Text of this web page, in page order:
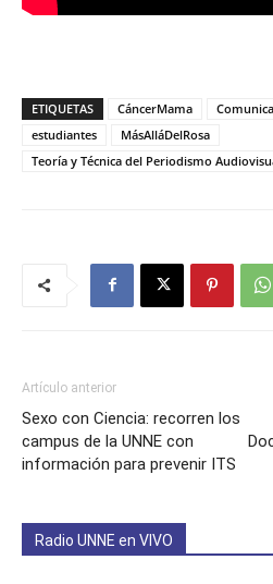
ETIQUETAS CáncerMama
estudiantes
MásAlláDelRosa
Teoría y Técnica del Periodismo
Artículo anterior
Sexo con Ciencia: recorren los
campus de la UNNE con
información para prevenir ITS
Radio UNNE en VIVO